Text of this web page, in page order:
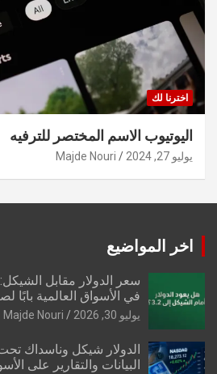
اخترنا لك
اليوتيوب الاسم المختصر للترفيه
يوليو 27, 2024 Majde Nouri
اخر المواضيع
سعر الدولار مقابل الشيكل:
في الأسواق العالمية بابًا
يوليو 30, 2026 Majde Nouri
الدولار شيكل وناسداك
البيانات والتقارير على